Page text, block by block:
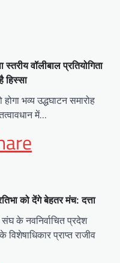
वॉलीबाल प्रतियोगिता
भव्य उद्धघाटन समारोह
में…
को देंगे बेहतर मंच: दत्ता
के नवनिर्वाचित प्रदेश
प्राप्त राजीव